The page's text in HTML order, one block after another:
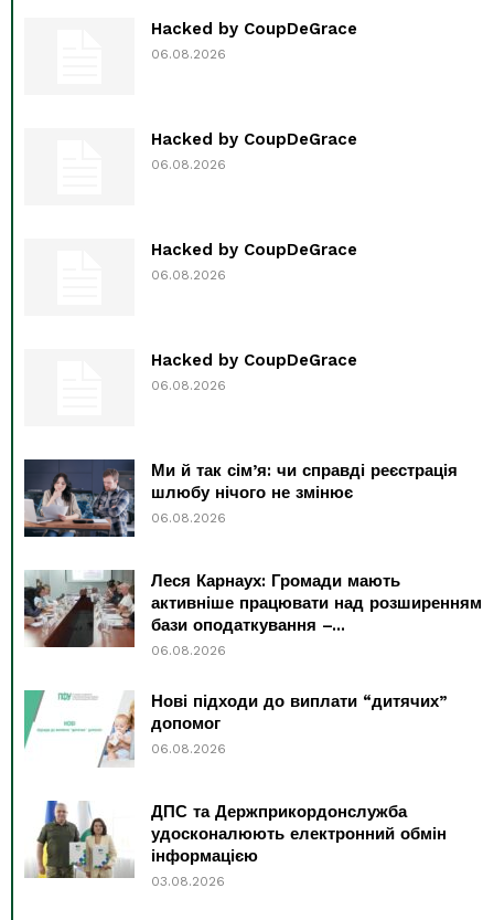
Hacked by CoupDeGrace
06.08.2026
Hacked by CoupDeGrace
06.08.2026
Hacked by CoupDeGrace
06.08.2026
Hacked by CoupDeGrace
06.08.2026
Ми й так сім’я: чи справді реєстрація
шлюбу нічого не змінює
06.08.2026
Леся Карнаух: Громади мають
активніше працювати над розширенням
бази оподаткування –...
06.08.2026
Нові підходи до виплати “дитячих”
допомог
06.08.2026
ДПС та Держприкордонслужба
удосконалюють електронний обмін
інформацією
03.08.2026